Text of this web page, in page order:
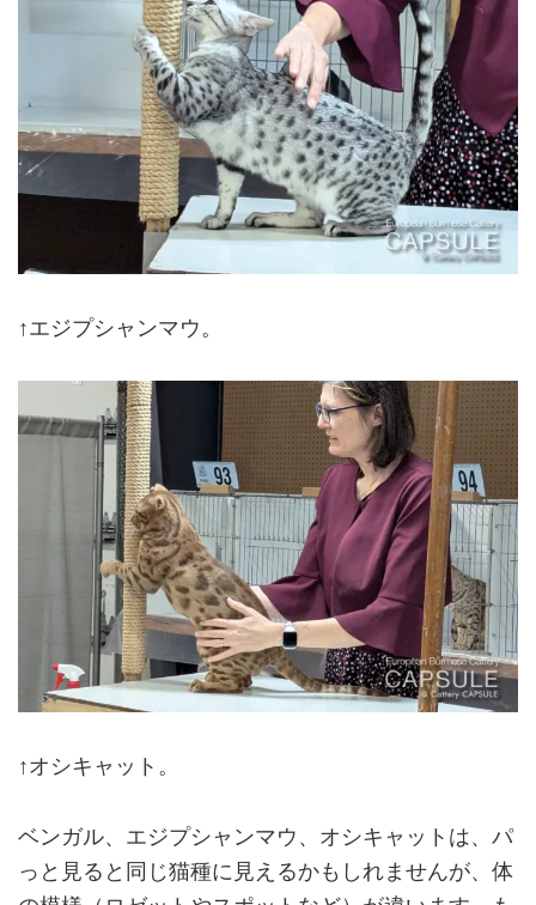
↑エジプシャンマウ。
↑オシキャット。
ベンガル、エジプシャンマウ、オシキャットは、パ
っと見ると同じ猫種に見えるかもしれませんが、体